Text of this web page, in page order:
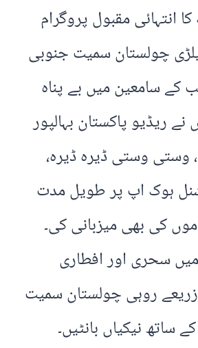
انتہائی مقبول پروگرام
چولستان سمیت جنوبی
کے سامعین میں بے پناہ
نے ریڈیو پاکستان بہالپور
وستی ڈیرہ ڈیرہ،
ہوک اپ پر طویل مدت
کی بھی میزبانی کی۔
سحری اور افطاری
روہی چولستان سمیت
ساتھ نیکیاں بانٹیں۔